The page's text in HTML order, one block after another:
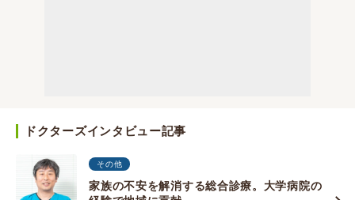
ドクターズインタビュー記事
その他
家族の不安を解消する総合診療。大学病院の